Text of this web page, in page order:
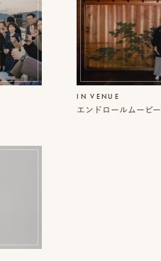
IN VENUE
エンドロールムービー